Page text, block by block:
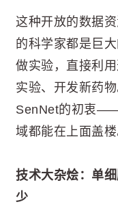
这种开放的数据
的科学家都是巨
做实验，直接利
实验、开发新药
SenNet的初衷
域都能在上面盖楼
技术大杂烩：单
少